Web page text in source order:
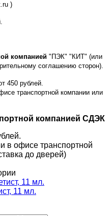
)
компанией "ПЭК" "КИТ" (или
соглашению сторон).
450 рублей.
транспортной компании или
компанией СДЭК
в офисе транспортной
до дверей)
11 мл.